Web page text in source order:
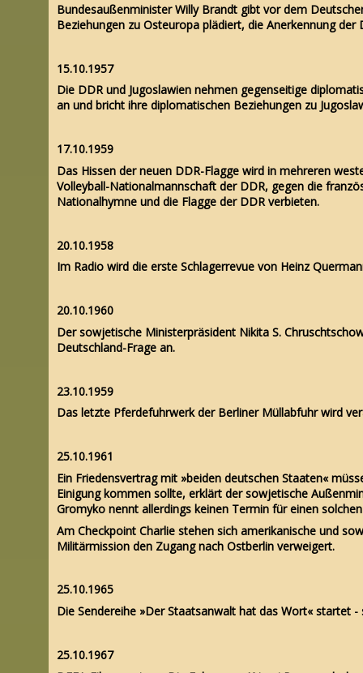
Bundesaußenminister Willy Brandt gibt vor dem
Beziehungen zu Osteuropa plädiert, die Anerkennung der
15.10.1957
Die DDR und Jugoslawien nehmen gegenseitige
an und bricht ihre diplomatischen Beziehungen zu
17.10.1959
Das Hissen der neuen DDR-Flagge wird in mehreren
Volleyball-Nationalmannschaft der DDR, gegen die
Nationalhymne und die Flagge der DDR verbieten.
20.10.1958
Im Radio wird die erste Schlagerrevue von Heinz
20.10.1960
Der sowjetische Ministerpräsident Nikita S.
Deutschland-Frage an.
23.10.1959
Das letzte Pferdefuhrwerk der Berliner Müllabfuhr wird
25.10.1961
Ein Friedensvertrag mit »beiden deutschen Staaten«
Einigung kommen sollte, erklärt der sowjetische
Gromyko nennt allerdings keinen Termin für einen
Am Checkpoint Charlie stehen sich amerikanische und
Militärmission den Zugang nach Ostberlin verweigert.
25.10.1965
Die Sendereihe »Der Staatsanwalt hat das Wort« startet
25.10.1967